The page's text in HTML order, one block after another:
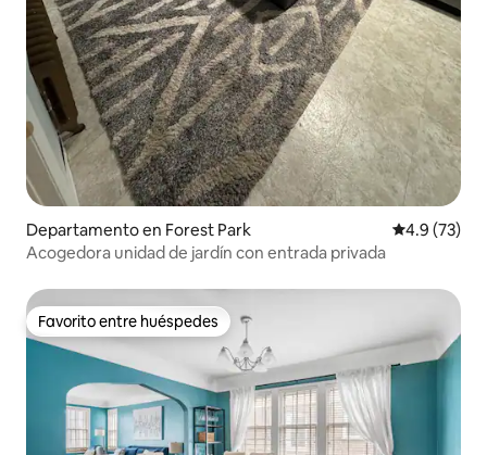
Departamento en Forest Park Calificación
4.9 (73)
Acogedora unidad de jardín con entrada privada
Favorito entre huéspedes
Favorito entre huéspedes